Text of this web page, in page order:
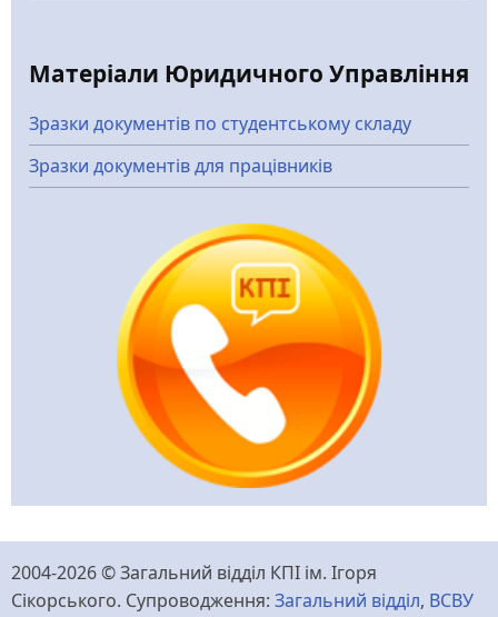
Матеріали Юридичного Управління
Зразки документів по студентському складу
Зразки документів для працівників
2004-2026 © Загальний відділ КПІ ім. Ігоря
Сікорського. Супроводження: Загальний відділ, ВСВУ